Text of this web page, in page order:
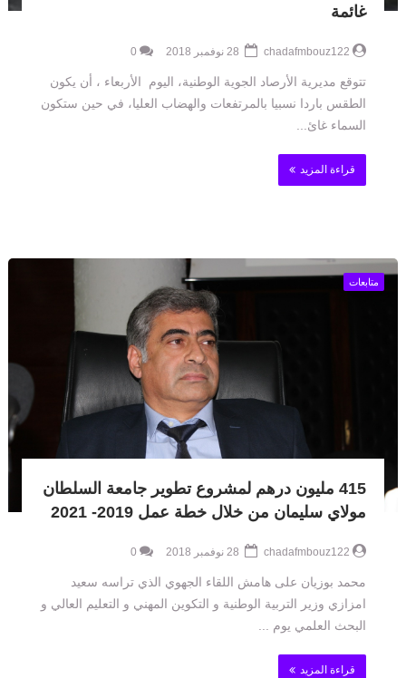
غائمة
chadafmbouz122
0
تتوقع مديرية الأرصاد الجوية الوطنية، اليوم الأربعاء ، أن يكون
الطقس باردا نسبيا بالمرتفعات والهضاب العليا، في حين ستكون
السماء غائ...
قراءة المزيد
متابعات
415 مليون درهم لمشروع تطوير جامعة السلطان
مولاي سليمان من خلال خطة عمل 2019- 2021
chadafmbouz122
0
محمد بوزيان على هامش اللقاء الجهوي الذي تراسه سعيد
امزازي وزير التربية الوطنية و التكوين المهني و التعليم العالي و
البحث العلمي يوم ...
قراءة المزيد